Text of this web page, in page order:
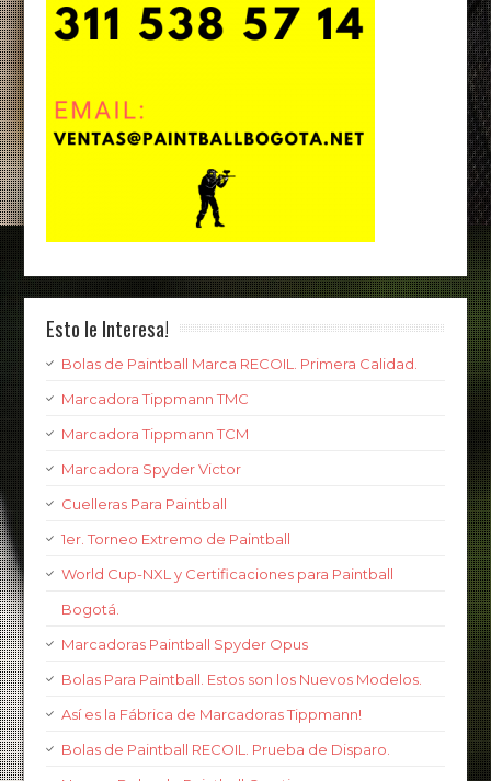
Esto le Interesa!
Bolas de Paintball Marca RECOIL. Primera Calidad.
Marcadora Tippmann TMC
Marcadora Tippmann TCM
Marcadora Spyder Victor
Cuelleras Para Paintball
1er. Torneo Extremo de Paintball
World Cup-NXL y Certificaciones para Paintball
Bogotá.
Marcadoras Paintball Spyder Opus
Bolas Para Paintball. Estos son los Nuevos Modelos.
Así es la Fábrica de Marcadoras Tippmann!
Bolas de Paintball RECOIL. Prueba de Disparo.